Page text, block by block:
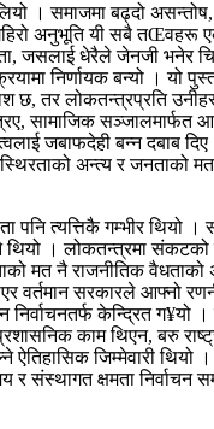
। समाजमा बढ्दो
अनुभूति यी सबै तŒवहरू
जसलाई धेरैले जेनजी भनेर
निर्णायक बन्यो । यो
छ, तर लोकतन्त्रप्रति
सामाजिक सञ्जालमार्फत
जबाफदेही बन्न दबाब
अन्त्य र जनताको
पनि त्यत्तिकै गम्भीर थियो ।
नै थियो । लोकतन्त्रमा
मत नै राजनीतिक वैधताको
वर्तमान सरकारले आफ्नो
निर्वाचनतर्फ केन्द्रित ग¥यो
काम थिएन, बरु
ऐतिहासिक जिम्मेवारी थियो
र संस्थागत क्षमता निर्वाचन